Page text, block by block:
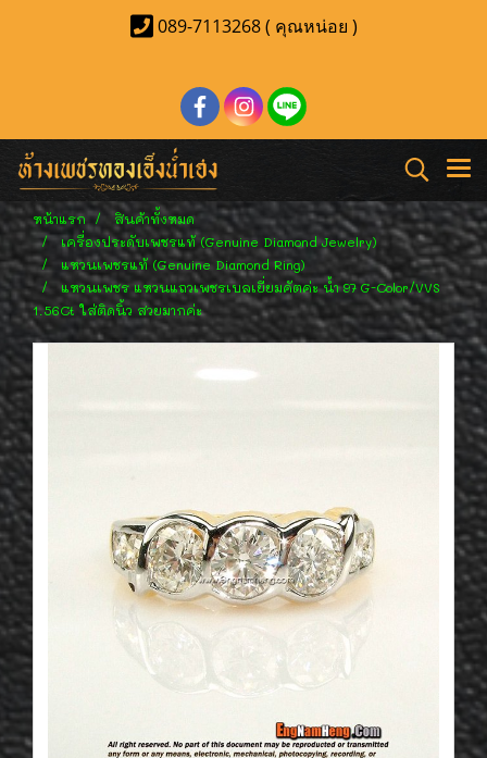
089-7113268 ( คุณหน่อย )
หน้าแรก
สินค้าทั้งหมด
เครื่องประดับเพชรแท้ (Genuine Diamond Jewelry)
แหวนเพชรแท้ (Genuine Diamond Ring)
แหวนเพชร แหวนแถวเพชรเบลเยี่ยมคัตค่ะ น้ำ 97 G-Color/VVS
1.56Ct ใส่ติดนิ้ว สวยมากค่ะ